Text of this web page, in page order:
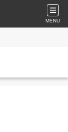
MENU